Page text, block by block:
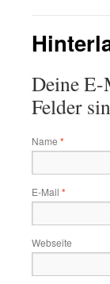
Deine
Felder
Name *
E-Mail *
Webseite